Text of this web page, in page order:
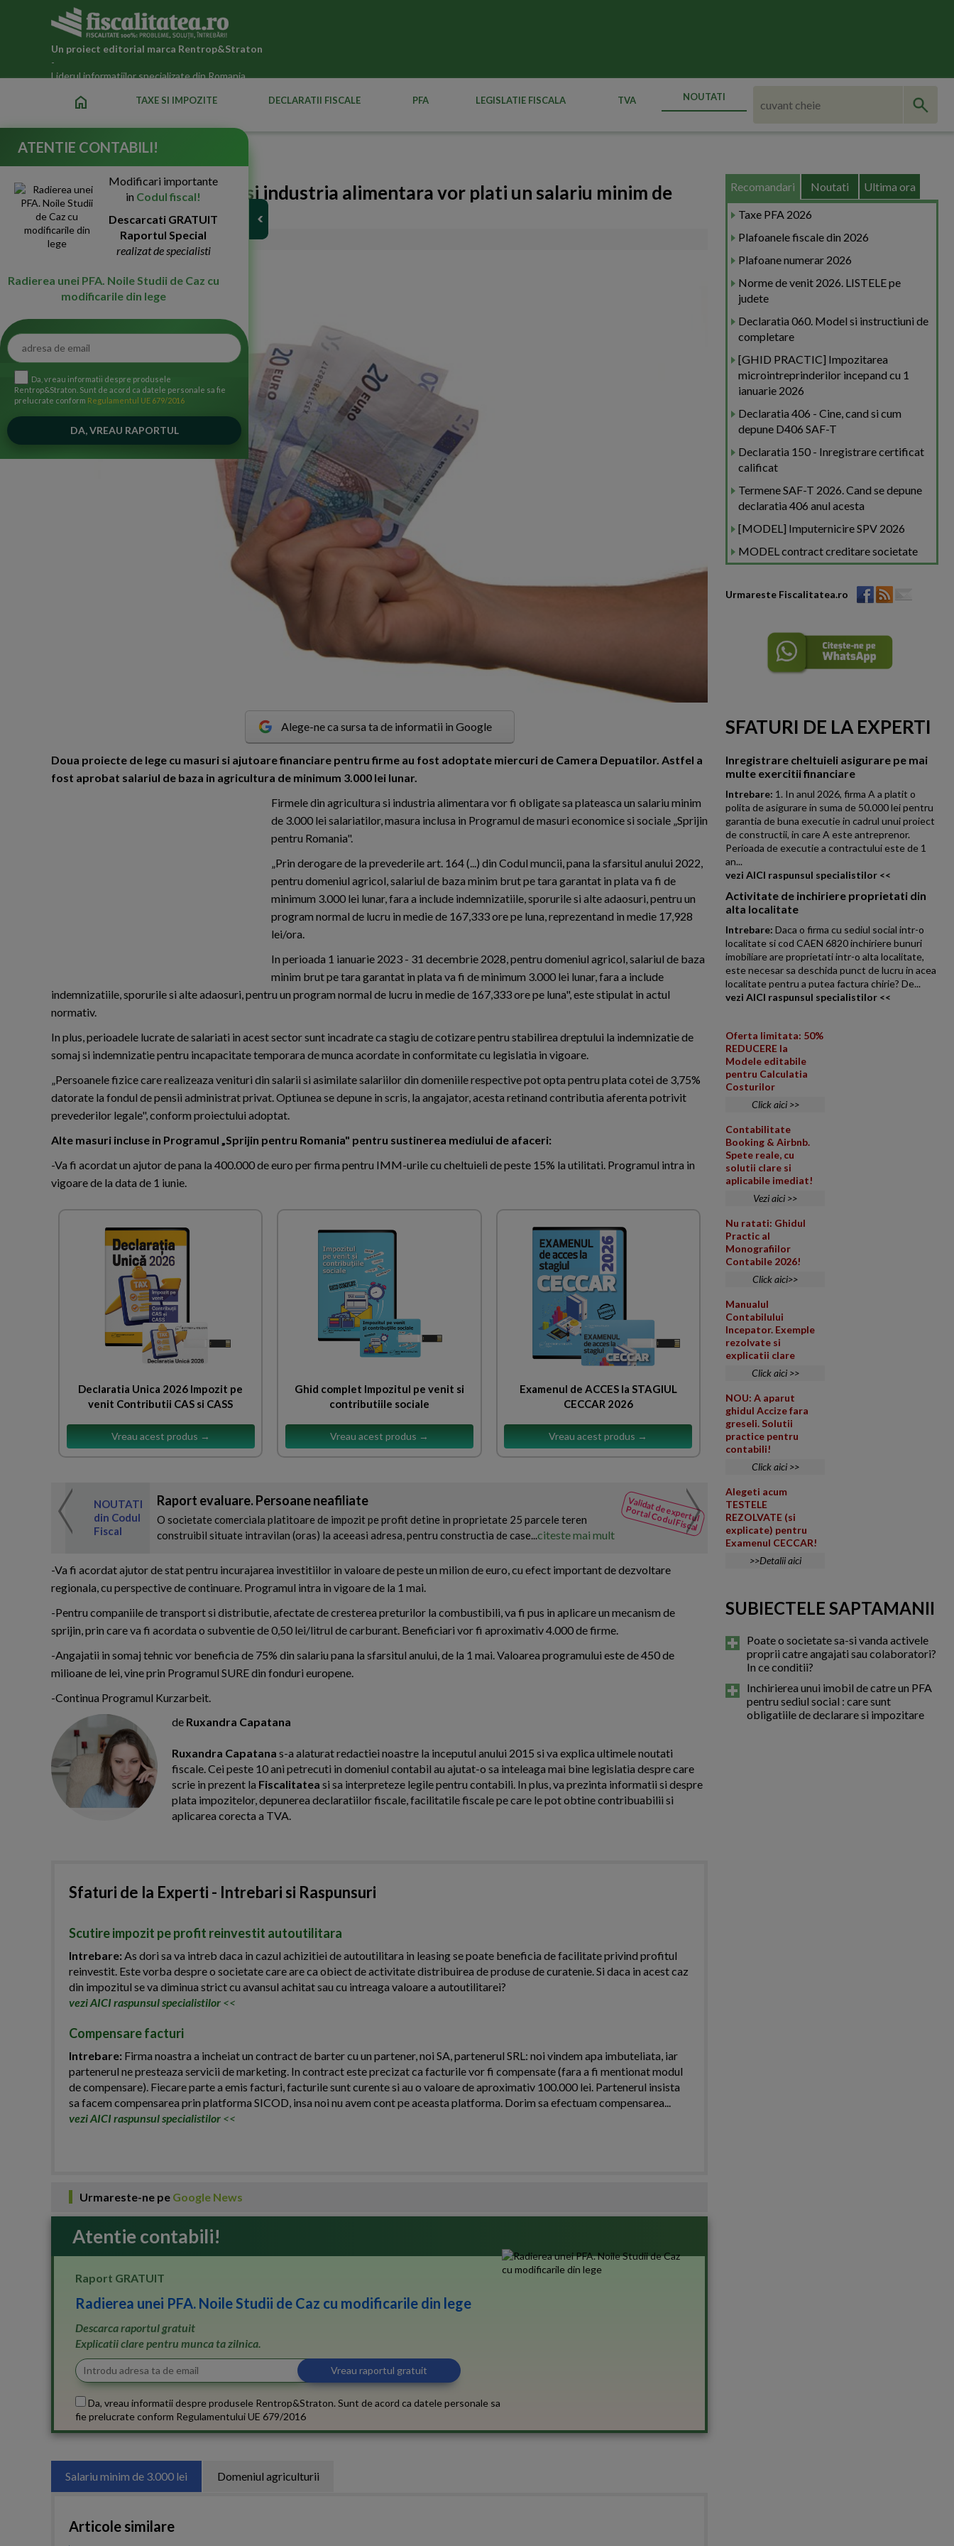
Un proiect editorial marca Rentrop&Straton
-
Liderul informatiilor specializate din Romania
home TAXE SI IMPOZITE DECLARATII FISCALE PFA LEGISLATIE FISCALA TVA NOUTATI
Firmele din agricultura si industria alimentara vor plati un salariu minim de
3.000 lei angajatilor
14-Apr-2022 4841
Alege-ne ca sursa ta de informatii in Google
Doua proiecte de lege cu masuri si ajutoare financiare pentru firme au fost adoptate miercuri de Camera Depuatilor. Astfel a
fost aprobat salariul de baza in agricultura de minimum 3.000 lei lunar.
Firmele din agricultura si industria alimentara vor fi obligate sa plateasca un salariu minim
de 3.000 lei salariatilor, masura inclusa in Programul de masuri economice si sociale „Sprijin
pentru Romania".
„Prin derogare de la prevederile art. 164 (...) din Codul muncii, pana la sfarsitul anului 2022,
pentru domeniul agricol, salariul de baza minim brut pe tara garantat in plata va fi de
minimum 3.000 lei lunar, fara a include indemnizatiile, sporurile si alte adaosuri, pentru un
program normal de lucru in medie de 167,333 ore pe luna, reprezentand in medie 17,928
lei/ora.
In perioada 1 ianuarie 2023 - 31 decembrie 2028, pentru domeniul agricol, salariul de baza
minim brut pe tara garantat in plata va fi de minimum 3.000 lei lunar, fara a include
indemnizatiile, sporurile si alte adaosuri, pentru un program normal de lucru in medie de 167,333 ore pe luna", este stipulat in actul
normativ.
In plus, perioadele lucrate de salariati in acest sector sunt incadrate ca stagiu de cotizare pentru stabilirea dreptului la indemnizatie de
somaj si indemnizatie pentru incapacitate temporara de munca acordate in conformitate cu legislatia in vigoare.
„Persoanele fizice care realizeaza venituri din salarii si asimilate salariilor din domeniile respective pot opta pentru plata cotei de 3,75%
datorate la fondul de pensii administrat privat. Optiunea se depune in scris, la angajator, acesta retinand contributia aferenta potrivit
prevederilor legale", conform proiectului adoptat.
Alte masuri incluse in Programul „Sprijin pentru Romania" pentru sustinerea mediului de afaceri:
-Va fi acordat un ajutor de pana la 400.000 de euro per firma pentru IMM-urile cu cheltuieli de peste 15% la utilitati. Programul intra in
vigoare de la data de 1 iunie.
Declaratia Unica 2026 Impozit pe
venit Contributii CAS si CASS
Vreau acest produs →
Ghid complet Impozitul pe venit si
contributiile sociale
Vreau acest produs →
Examenul de ACCES la STAGIUL
CECCAR 2026
Vreau acest produs →
NOUTATI
din Codul
Fiscal
Validat de expertul
Portal Codul Fiscal
Raport evaluare. Persoane neafiliate
O societate comerciala platitoare de impozit pe profit detine in proprietate 25 parcele teren
construibil situate intravilan (oras) la aceeasi adresa, pentru constructia de case...citeste mai mult
NOUTATI
din Codul
Fiscal
-Va fi acordat ajutor de stat pentru incurajarea investitiilor in valoare de peste un milion de euro, cu efect important de dezvoltare
regionala, cu perspective de continuare. Programul intra in vigoare de la 1 mai.
-Pentru companiile de transport si distributie, afectate de cresterea preturilor la combustibili, va fi pus in aplicare un mecanism de
sprijin, prin care va fi acordata o subventie de 0,50 lei/litrul de carburant. Beneficiari vor fi aproximativ 4.000 de firme.
-Angajatii in somaj tehnic vor beneficia de 75% din salariu pana la sfarsitul anului, de la 1 mai. Valoarea programului este de 450 de
milioane de lei, vine prin Programul SURE din fonduri europene.
-Continua Programul Kurzarbeit.
de Ruxandra Capatana
Ruxandra Capatana s-a alaturat redactiei noastre la inceputul anului 2015 si va explica ultimele noutati
fiscale. Cei peste 10 ani petrecuti in domeniul contabil au ajutat-o sa inteleaga mai bine legislatia despre care
scrie in prezent la Fiscalitatea si sa interpreteze legile pentru contabili. In plus, va prezinta informatii si despre
plata impozitelor, depunerea declaratiilor fiscale, facilitatile fiscale pe care le pot obtine contribuabilii si
aplicarea corecta a TVA.
Sfaturi de la Experti - Intrebari si Raspunsuri
Scutire impozit pe profit reinvestit autoutilitara
Intrebare: As dori sa va intreb daca in cazul achizitiei de autoutilitara in leasing se poate beneficia de facilitate privind profitul
reinvestit. Este vorba despre o societate care are ca obiect de activitate distribuirea de produse de curatenie. Si daca in acest caz
din impozitul se va diminua strict cu avansul achitat sau cu intreaga valoare a autoutilitarei?
vezi AICI raspunsul specialistilor <<
Compensare facturi
Intrebare: Firma noastra a incheiat un contract de barter cu un partener, noi SA, partenerul SRL: noi vindem apa imbuteliata, iar
partenerul ne presteaza servicii de marketing. In contract este precizat ca facturile vor fi compensate (fara a fi mentionat modul
de compensare). Fiecare parte a emis facturi, facturile sunt curente si au o valoare de aproximativ 100.000 lei. Partenerul insista
sa facem compensarea prin platforma SICOD, insa noi nu avem cont pe aceasta platforma. Dorim sa efectuam compensarea...
vezi AICI raspunsul specialistilor <<
Urmareste-ne pe Google News
Atentie contabili!
Raport GRATUIT
Radierea unei PFA. Noile Studii de Caz cu modificarile din lege
Descarca raportul gratuit
Explicatii clare pentru munca ta zilnica.
Da, vreau informatii despre produsele Rentrop&Straton. Sunt de acord ca datele personale sa
fie prelucrate conform Regulamentului UE 679/2016
Salariu minim de 3.000 lei Domeniul agriculturii
Articole similare
Recomandari Noutati Ultima ora
Taxe PFA 2026
Plafoanele fiscale din 2026
Plafoane numerar 2026
Norme de venit 2026. LISTELE pe
judete
Declaratia 060. Model si instructiuni de
completare
[GHID PRACTIC] Impozitarea
microintreprinderilor incepand cu 1
ianuarie 2026
Declaratia 406 - Cine, cand si cum
depune D406 SAF-T
Declaratia 150 - Inregistrare certificat
calificat
Termene SAF-T 2026. Cand se depune
declaratia 406 anul acesta
[MODEL] Imputernicire SPV 2026
MODEL contract creditare societate
Urmareste Fiscalitatea.ro
SFATURI DE LA EXPERTI
Inregistrare cheltuieli asigurare pe mai
multe exercitii financiare
Intrebare: 1. In anul 2026, firma A a platit o
polita de asigurare in suma de 50.000 lei pentru
garantia de buna executie in cadrul unui proiect
de constructii, in care A este antreprenor.
Perioada de executie a contractului este de 1
an...
vezi AICI raspunsul specialistilor <<
Activitate de inchiriere proprietati din
alta localitate
Intrebare: Daca o firma cu sediul social intr-o
localitate si cod CAEN 6820 inchiriere bunuri
imobiliare are proprietati intr-o alta localitate,
este necesar sa deschida punct de lucru in acea
localitate pentru a putea factura chirie? De...
vezi AICI raspunsul specialistilor <<
Oferta limitata: 50%
REDUCERE la
Modele editabile
pentru Calculatia
Costurilor
Click aici >>
Contabilitate
Booking & Airbnb.
Spete reale, cu
solutii clare si
aplicabile imediat!
Vezi aici >>
Nu ratati: Ghidul
Practic al
Monografiilor
Contabile 2026!
Click aici>>
Manualul
Contabilului
Incepator. Exemple
rezolvate si
explicatii clare
Click aici >>
NOU: A aparut
ghidul Accize fara
greseli. Solutii
practice pentru
contabili!
Click aici >>
Alegeti acum
TESTELE
REZOLVATE (si
explicate) pentru
Examenul CECCAR!
>>Detalii aici
SUBIECTELE SAPTAMANII
Poate o societate sa-si vanda activele
proprii catre angajati sau colaboratori?
In ce conditii?
Inchirierea unui imobil de catre un PFA
pentru sediul social : care sunt
obligatiile de declarare si impozitare
ATENTIE CONTABILI!
Modificari importante
in Codul fiscal!
Descarcati GRATUIT
Raportul Special
realizat de specialisti
Radierea unei PFA. Noile Studii de Caz cu
modificarile din lege
Da, vreau informatii despre produsele
Rentrop&Straton. Sunt de acord ca datele personale sa fie
prelucrate conform Regulamentul UE 679/2016